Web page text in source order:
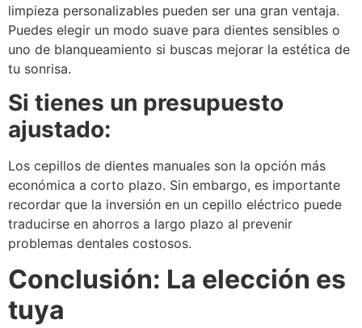
limpieza personalizables pueden ser una gran ventaja.
Puedes elegir un modo suave para dientes sensibles o
uno de blanqueamiento si buscas mejorar la estética de
tu sonrisa.
Si tienes un presupuesto
ajustado:
Los cepillos de dientes manuales son la opción más
económica a corto plazo. Sin embargo, es importante
recordar que la inversión en un cepillo eléctrico puede
traducirse en ahorros a largo plazo al prevenir
problemas dentales costosos.
Conclusión: La elección es
tuya